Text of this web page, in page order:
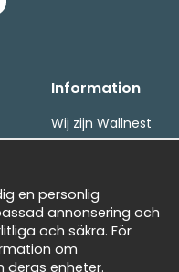
Information
Wij zijn Wallnest
FAQ
en personlig
annonsering och
och säkra. För
om
deras enheter.